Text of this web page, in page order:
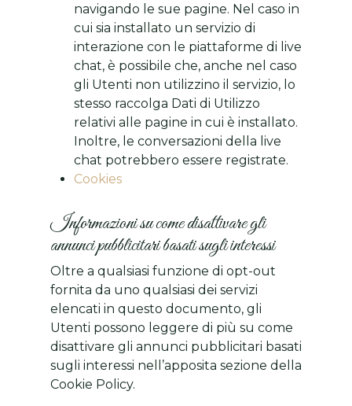
navigando le sue pagine. Nel caso in
cui sia installato un servizio di
interazione con le piattaforme di live
chat, è possibile che, anche nel caso
gli Utenti non utilizzino il servizio, lo
stesso raccolga Dati di Utilizzo
relativi alle pagine in cui è installato.
Inoltre, le conversazioni della live
chat potrebbero essere registrate.
Cookies
Informazioni su come disattivare gli
annunci pubblicitari basati sugli interessi
Oltre a qualsiasi funzione di opt-out
fornita da uno qualsiasi dei servizi
elencati in questo documento, gli
Utenti possono leggere di più su come
disattivare gli annunci pubblicitari basati
sugli interessi nell’apposita sezione della
Cookie Policy.